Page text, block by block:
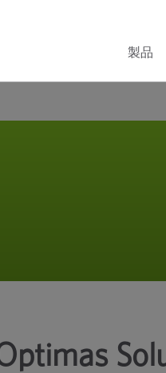
製品